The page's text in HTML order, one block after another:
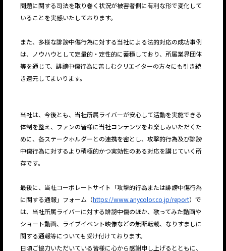
問題に関する司法を取り巻く状況が被害者側に有利な形で変化して
いることを実感いたしております。
また、多様な誹謗中傷行為に対する当社による法的対応の成功事例
は、ノウハウとして定量的・定性的に蓄積しており、所属業界団体
等を通じて、誹謗中傷行為に苦しむクリエイターの方々にも引き続
き還元してまいります。
当社は、今後とも、当社所属ライバーが安心して活動を実施できる
体制を整え、ファンの皆様に当社コンテンツをお楽しみいただくた
めに、各ステークホルダーとの連携を密とし、攻撃的行為及び誹謗
中傷行為に対するより積極的かつ実効性のある対応を講じていく所
存です。
最後に、当社コーポレートサイト「攻撃的行為または誹謗中傷行為
に関する通報」フォーム（https://www.anycolor.co.jp/report）で
は、当社所属ライバーに対する誹謗中傷のほか、歌ってみた動画や
ショート動画、ライブイベント映像などの無断転載、なりすましに
関する通報等についても受け付けております。
日頃ご協力いただいている皆様に心から感謝申し上げるとともに、